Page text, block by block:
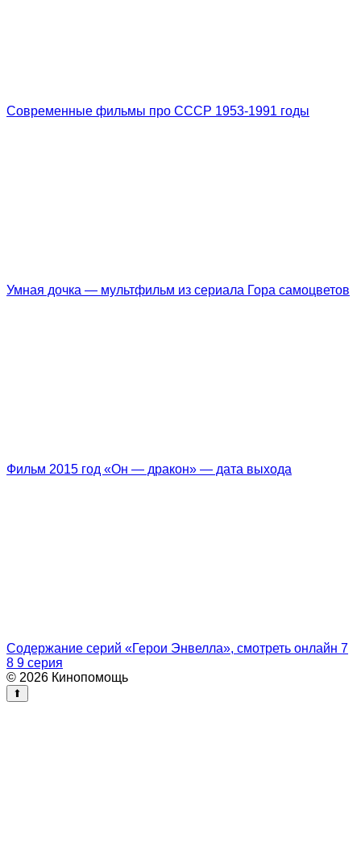
Современные фильмы про СССР 1953-1991 годы
Умная дочка — мультфильм из сериала Гора самоцветов
Фильм 2015 год «Он — дракон» — дата выхода
Содержание серий «Герои Энвелла», смотреть онлайн 7
8 9 серия
© 2026 Кинопомощь